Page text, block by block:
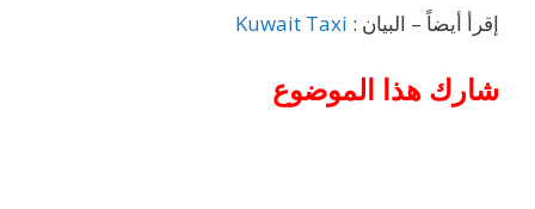
إقرأ أيضاً – البيان : Kuwait Taxi
شارك هذا الموضوع